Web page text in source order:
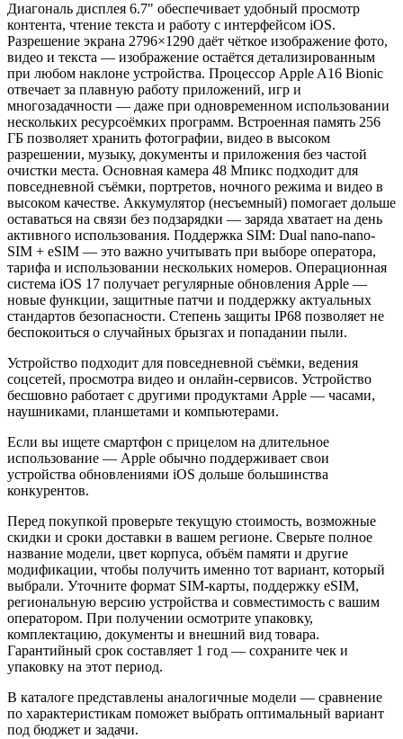
Диагональ дисплея 6.7" обеспечивает удобный просмотр
контента, чтение текста и работу с интерфейсом iOS.
Разрешение экрана 2796×1290 даёт чёткое изображение фото,
видео и текста — изображение остаётся детализированным
при любом наклоне устройства. Процессор Apple A16 Bionic
отвечает за плавную работу приложений, игр и
многозадачности — даже при одновременном использовании
нескольких ресурсоёмких программ. Встроенная память 256
ГБ позволяет хранить фотографии, видео в высоком
разрешении, музыку, документы и приложения без частой
очистки места. Основная камера 48 Мпикс подходит для
повседневной съёмки, портретов, ночного режима и видео в
высоком качестве. Аккумулятор (несъемный) помогает дольше
оставаться на связи без подзарядки — заряда хватает на день
активного использования. Поддержка SIM: Dual nano-nano-
SIM + eSIM — это важно учитывать при выборе оператора,
тарифа и использовании нескольких номеров. Операционная
система iOS 17 получает регулярные обновления Apple —
новые функции, защитные патчи и поддержку актуальных
стандартов безопасности. Степень защиты IP68 позволяет не
беспокоиться о случайных брызгах и попадании пыли.
Устройство подходит для повседневной съёмки, ведения
соцсетей, просмотра видео и онлайн-сервисов. Устройство
бесшовно работает с другими продуктами Apple — часами,
наушниками, планшетами и компьютерами.
Если вы ищете смартфон с прицелом на длительное
использование — Apple обычно поддерживает свои
устройства обновлениями iOS дольше большинства
конкурентов.
Перед покупкой проверьте текущую стоимость, возможные
скидки и сроки доставки в вашем регионе. Сверьте полное
название модели, цвет корпуса, объём памяти и другие
модификации, чтобы получить именно тот вариант, который
выбрали. Уточните формат SIM-карты, поддержку eSIM,
региональную версию устройства и совместимость с вашим
оператором. При получении осмотрите упаковку,
комплектацию, документы и внешний вид товара.
Гарантийный срок составляет 1 год — сохраните чек и
упаковку на этот период.
В каталоге представлены аналогичные модели — сравнение
по характеристикам поможет выбрать оптимальный вариант
под бюджет и задачи.